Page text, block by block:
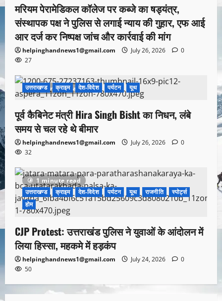
मरियम पेरामेडिकल कॉलेज पर कब्जे का षड्यंत्र,
संस्थापक पक्ष ने पुलिस से लगाई न्याय की गुहार, एफ आई
आर दर्ज कर निष्पक्ष जांच और कार्रवाई की मांग
helpinghandnews1@gmail.com July 26, 2026
0
27
1 minute read
उत्तराखण्ड क्राइम देश-विदेश पर्यटन यूथ
पूर्व कैबिनेट मंत्री Hira Singh Bisht का निधन, लंबे
समय से चल रहे थे बीमार
helpinghandnews1@gmail.com July 26, 2026
0
32
1 minute read
उत्तराखण्ड
क्राइम देश-विदेश पर्यटन यूथ राजनीति
स्पोर्ट्स
होम
CJP Protest: उत्तराखंड पुलिस ने युवाओं के आंदोलन में
लिया हिस्सा, महकमे में हड़कंप
helpinghandnews1@gmail.com July 24, 2026
0
50